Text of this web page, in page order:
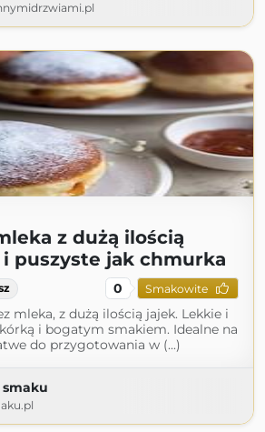
z dużą ilością
puszyste jak chmurka
0 Smakowite
mleka, z dużą ilością jajek. Lekkie i
i bogatym smakiem. Idealne na
do przygotowania w (...)